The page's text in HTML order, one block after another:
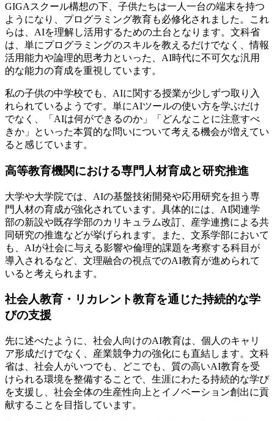
GIGAスクール構想の下、子供たちは一人一台の端末を持つ
ようになり、プログラミング教育も必修化されました。これ
らは、AIを理解し活用するための土台となります。文科省
は、単にプログラミングのスキルを教えるだけでなく、情報
活用能力や論理的思考力といった、AI時代に不可欠な汎用
的な能力の育成を重視しています。
私の子供の中学校でも、AIに関する授業が少しずつ取り入
れられているようです。単にAIツールの使い方を学ぶだけ
でなく、「AIは何ができるのか」「どんなことに注意すべ
きか」といった本質的な問いについて考える機会が増えてい
ると感じています。
高等教育機関における専門人材育成と研究推進
大学や大学院では、AIの基盤技術開発や応用研究を担う専
門人材の育成が強化されています。具体的には、AI関連学
部の新設や既存学部のカリキュラム改訂、産学連携による共
同研究の推進などが挙げられます。また、文系学部において
も、AIが社会に与える影響や倫理的課題を考察する科目が
導入されるなど、文理融合の視点でのAI教育が進められて
いると考えられます。
社会人教育・リカレント教育を通じた持続的な学
びの支援
先に述べたように、社会人向けのAI教育は、個人のキャリ
ア形成だけでなく、産業競争力の強化にも直結します。文科
省は、社会人がいつでも、どこでも、質の高いAI教育を受
けられる環境を整備することで、生涯にわたる持続的な学び
を支援し、社会全体の生産性向上とイノベーション創出に貢
献することを目指しています。